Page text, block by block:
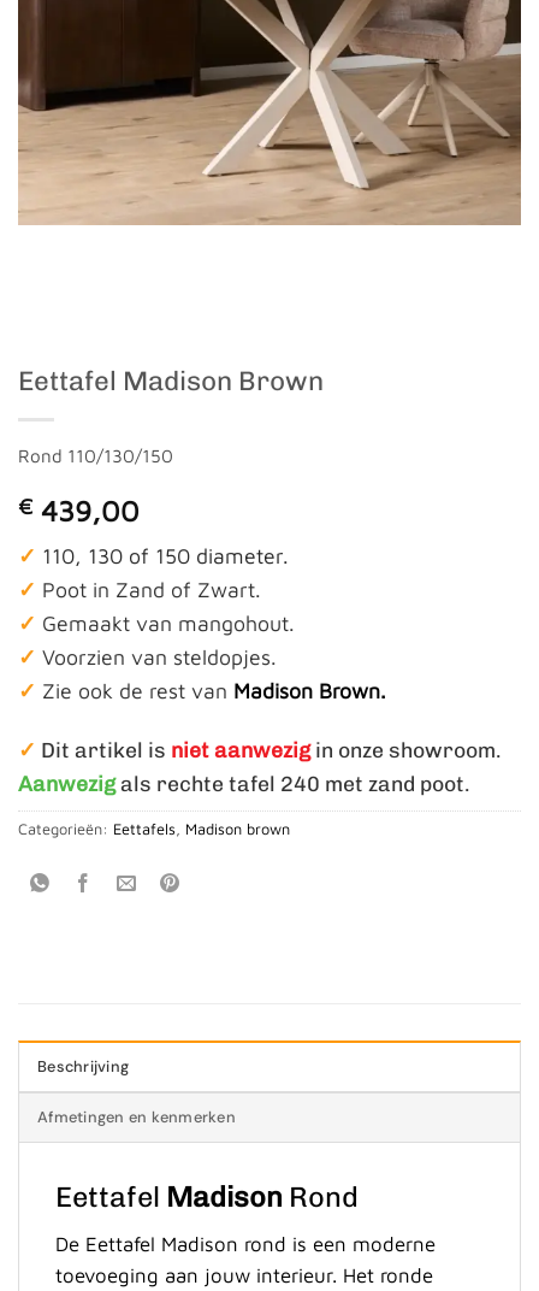
Eettafel Madison Brown
Rond 110/130/150
€ 439,00
✓ 110, 130 of 150 diameter.
✓ Poot in Zand of Zwart.
✓ Gemaakt van mangohout.
✓ Voorzien van steldopjes.
✓ Zie ook de rest van Madison Brown.
✓ Dit artikel is niet aanwezigin onze showroom.
Aanwezigals rechte tafel 240 met zand poot.
Categorieën: Eettafels Madison brown
Beschrijving
Afmetingen en kenmerken
Eettafel Madison Rond
De Eettafel Madison rond is een moderne
toevoeging aan jouw interieur. Het ronde